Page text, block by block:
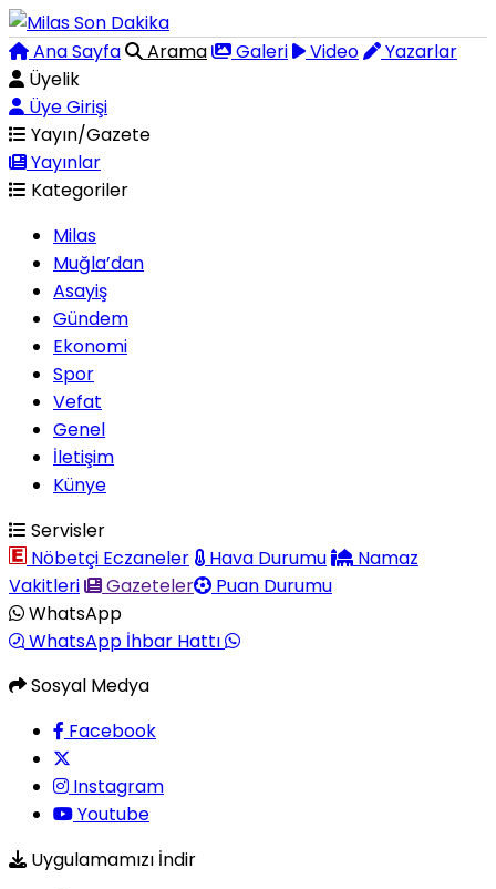
Ana Sayfa Arama Galeri Video
Yazarlar
Üyelik
Üye Girişi
Yayın/Gazete
Yayınlar
Kategoriler
Milas
Muğla’dan
Asayiş
Gündem
Ekonomi
Spor
Vefat
Genel
İletişim
Künye
Servisler
Nöbetçi Eczaneler
Hava Durumu
Namaz
Vakitleri
Gazeteler
Puan Durumu
WhatsApp
WhatsApp İhbar Hattı
Sosyal Medya
Facebook
Instagram
Youtube
Uygulamamızı İndir